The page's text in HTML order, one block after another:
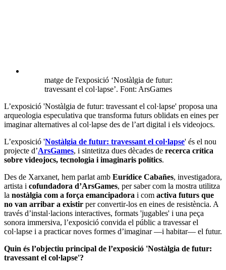
matge de l'exposició ‘Nostàlgia de futur:
travessant el col·lapse’. Font: ArsGames
L’exposició 'Nostàlgia de futur: travessant el col·lapse' proposa una
arqueologia especulativa que transforma futurs oblidats en eines per
imaginar alternatives al col·lapse des de l’art digital i els videojocs.
L’exposició 'Nostàlgia de futur: travessant el col·lapse' és el nou
projecte d’ArsGames, i sintetitza dues dècades de recerca crítica
sobre videojocs, tecnologia i imaginaris polítics.
Des de Xarxanet, hem parlat amb Eurídice Cabañes, investigadora,
artista i cofundadora d’ArsGames, per saber com la mostra utilitza
la nostàlgia com a força emancipadora i com activa futurs que
no van arribar a existir per convertir-los en eines de resistència. A
través d’instal·lacions interactives, formats 'jugables' i una peça
sonora immersiva, l’exposició convida el públic a travessar el
col·lapse i a practicar noves formes d’imaginar —i habitar— el futur.
Quin és l’objectiu principal de l’exposició 'Nostàlgia de futur:
travessant el col·lapse'?